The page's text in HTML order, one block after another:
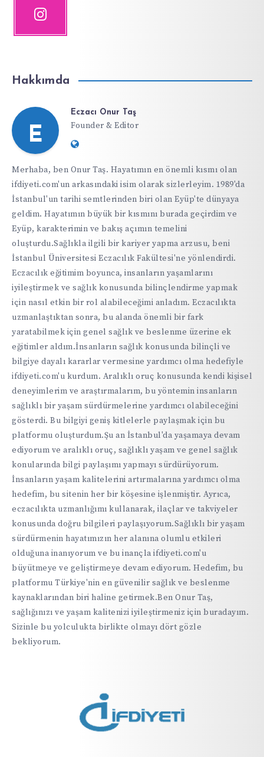
Hakkımda
E
Eczacı Onur Taş
Founder & Editor
Website:
Merhaba, ben Onur Taş. Hayatımın en önemli kısmı olan
ifdiyeti.com'un arkasındaki isim olarak sizlerleyim. 1989'da
İstanbul'un tarihi semtlerinden biri olan Eyüp'te dünyaya
geldim. Hayatımın büyük bir kısmını burada geçirdim ve
Eyüp, karakterimin ve bakış açımın temelini
oluşturdu.Sağlıkla ilgili bir kariyer yapma arzusu, beni
İstanbul Üniversitesi Eczacılık Fakültesi'ne yönlendirdi.
Eczacılık eğitimim boyunca, insanların yaşamlarını
iyileştirmek ve sağlık konusunda bilinçlendirme yapmak
için nasıl etkin bir rol alabileceğimi anladım. Eczacılıkta
uzmanlaştıktan sonra, bu alanda önemli bir fark
yaratabilmek için genel sağlık ve beslenme üzerine ek
eğitimler aldım.İnsanların sağlık konusunda bilinçli ve
bilgiye dayalı kararlar vermesine yardımcı olma hedefiyle
ifdiyeti.com'u kurdum. Aralıklı oruç konusunda kendi kişisel
deneyimlerim ve araştırmalarım, bu yöntemin insanların
sağlıklı bir yaşam sürdürmelerine yardımcı olabileceğini
gösterdi. Bu bilgiyi geniş kitlelerle paylaşmak için bu
platformu oluşturdum.Şu an İstanbul'da yaşamaya devam
ediyorum ve aralıklı oruç, sağlıklı yaşam ve genel sağlık
konularında bilgi paylaşımı yapmayı sürdürüyorum.
İnsanların yaşam kalitelerini artırmalarına yardımcı olma
hedefim, bu sitenin her bir köşesine işlenmiştir. Ayrıca,
eczacılıkta uzmanlığımı kullanarak, ilaçlar ve takviyeler
konusunda doğru bilgileri paylaşıyorum.Sağlıklı bir yaşam
sürdürmenin hayatımızın her alanına olumlu etkileri
olduğuna inanıyorum ve bu inançla ifdiyeti.com'u
büyütmeye ve geliştirmeye devam ediyorum. Hedefim, bu
platformu Türkiye'nin en güvenilir sağlık ve beslenme
kaynaklarından biri haline getirmek.Ben Onur Taş,
sağlığınızı ve yaşam kalitenizi iyileştirmeniz için buradayım.
Sizinle bu yolculukta birlikte olmayı dört gözle
bekliyorum.